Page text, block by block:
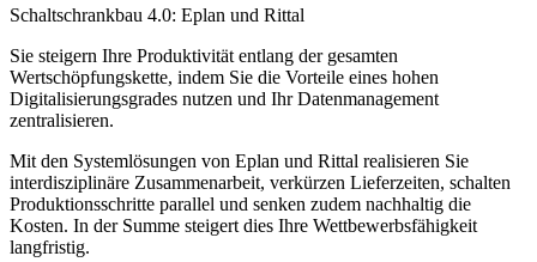
Schaltschrankbau 4.0: Eplan und Rittal
Sie steigern Ihre Produktivität entlang der gesamten
Wertschöpfungskette, indem Sie die Vorteile eines hohen
Digitalisierungsgrades nutzen und Ihr Datenmanagement
zentralisieren.
Mit den Systemlösungen von Eplan und Rittal realisieren Sie
interdisziplinäre Zusammenarbeit, verkürzen Lieferzeiten, schalten
Produktionsschritte parallel und senken zudem nachhaltig die
Kosten. In der Summe steigert dies Ihre Wettbewerbsfähigkeit
langfristig.